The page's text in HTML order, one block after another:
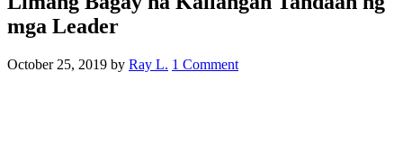
mga Leader
October 25, 2019 by Ray L. 1 Comment